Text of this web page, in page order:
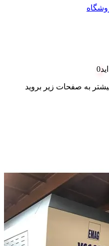
0
به صفحات زیر بروید